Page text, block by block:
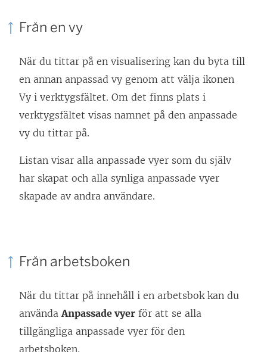
Från en vy
När du tittar på en visualisering kan du byta till
en annan anpassad vy genom att välja ikonen
Vy i verktygsfältet. Om det finns plats i
verktygsfältet visas namnet på den anpassade
vy du tittar på.
Listan visar alla anpassade vyer som du själv
har skapat och alla synliga anpassade vyer
skapade av andra användare.
Från arbetsboken
När du tittar på innehåll i en arbetsbok kan du
använda Anpassade vyer för att se alla
tillgängliga anpassade vyer för den
arbetsboken.